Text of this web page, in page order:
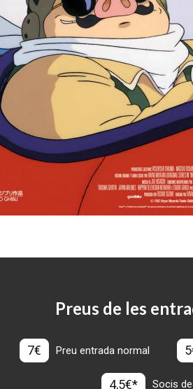
Preus de les
7€ Preu entrada normal
4,5€* Socis